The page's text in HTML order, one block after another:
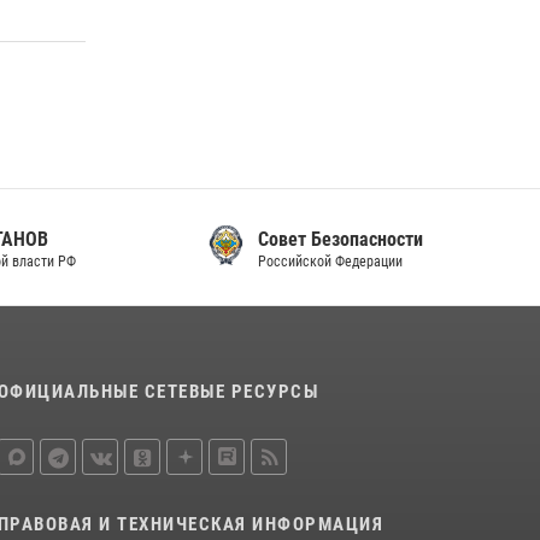
14 июля 2026, 12:20 1
В Росгвардии прошла военно-научная
конференция по обобщению боевого опыта
Совет Безопасности
Российской Федерации
СЕТЕВЫЕ РЕСУРСЫ
ПРАВОВАЯ И ТЕХНИЧЕСКАЯ ИНФОРМАЦИЯ